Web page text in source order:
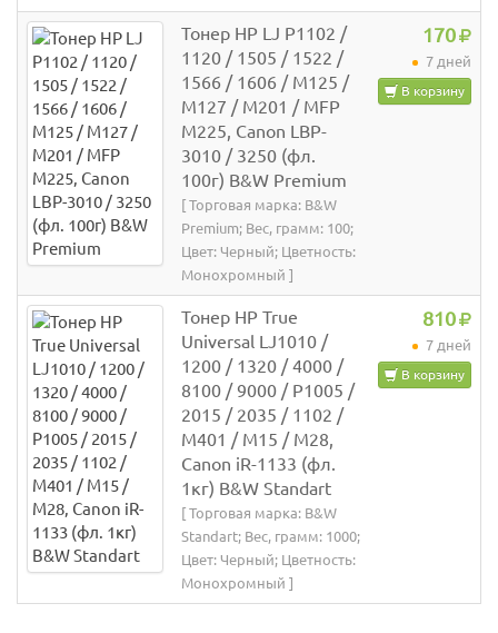
Тонер HP LJ P1102 /
1120 / 1505 / 1522 /
1566 / 1606 / M125 /
M127 / M201 / MFP
M225, Canon LBP-
3010 / 3250 (фл.
100г) B&W Premium
[ Торговая марка: B&W
Premium; Вес, грамм: 100;
Цвет: Черный; Цветность:
Монохромный ]
170
7 дней
В корзину
Тонер HP True
Universal LJ1010 /
1200 / 1320 / 4000 /
8100 / 9000 / P1005 /
2015 / 2035 / 1102 /
M401 / M15 / M28,
Canon iR-1133 (фл.
1кг) B&W Standart
[ Торговая марка: B&W
Standart; Вес, грамм: 1000;
Цвет: Черный; Цветность:
Монохромный ]
810
7 дней
В корзину